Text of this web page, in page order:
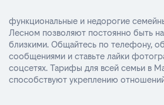
функциональные и недорогие
Лесном позволяют постоянно быть
близкими. Общайтесь по телефону,
сообщениями и ставьте лайки
соцсетях. Тарифы для всей семьи в
способствуют укреплению